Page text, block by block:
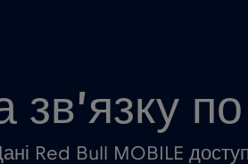
зв’язку
Red Bull MOBILE